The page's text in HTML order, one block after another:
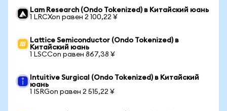
Lam Research (Ondo Tokenized) в Китайский юань
1 LRCXon равен 2 100,22 ¥
Lattice Semiconductor (Ondo Tokenized) в
Китайский юань
1 LSCCon равен 867,38 ¥
Intuitive Surgical (Ondo Tokenized) в Китайский
юань
1 ISRGon равен 2 515,22 ¥